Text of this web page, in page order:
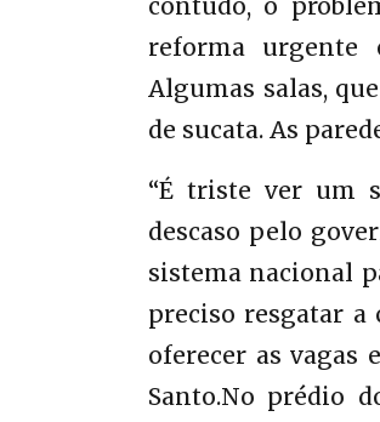
contudo, o
reforma urgente
Algumas salas,
de sucata. As
“É triste ver um
descaso pelo
sistema nacional
preciso resgatar a
oferecer as vagas
Santo.No prédio